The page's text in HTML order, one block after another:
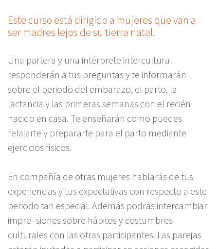
Este curso está dirigido a mujeres que van a
ser madres lejos de su tierra natal.
Una partera y una intérprete intercultural
responderán a tus preguntas y te informarán
sobre el periodo del embarazo, el parto, la
lactancia y las primeras semanas con el recién
nacido en casa. Te enseñarán como puedes
relajarte y prepararte para el parto mediante
ejercicios físicos.
En compañía de otras mujeres hablarás de tus
experiencias y tus expectativas con respecto a este
periodo tan especial. Además podrás intercambiar
impre- siones sobre hábitos y costumbres
culturales con las otras participantes. Las parejas